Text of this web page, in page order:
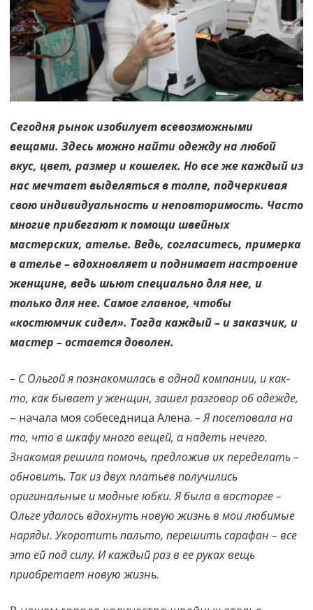
Сегодня рынок изобилует всевозможными
вещами. Здесь можно найти одежду на любой
вкус, цвет, размер и кошелек. Но все же каждый из
нас мечтает выделяться в толпе, подчеркивая
свою индивидуальность и неповторимость. Часто
многие прибегают к помощи швейных
мастерских, ателье. Ведь, согласитесь, примерка
в ателье – вдохновляет и поднимает настроение
женщине, ведь шьют специально для нее, и
только для нее. Самое главное, чтобы
«костюмчик сидел». Тогда каждый – и заказчик, и
мастер – остается доволен.
– С Ольгой я познакомилась в одной компании, и как-
то, как бывает у женщин, зашел разговор об одежде,
– начала моя собеседница Алена. – Я посетовала на
то, что в шкафу много вещей, а надеть нечего.
Знакомая решила помочь, предложив их переделать –
обновить. Так из двух платьев получились
оригинальные и модные юбки. Я была в восторге –
Ольге удалось вдохнуть новую жизнь в мои любимые
наряды. Укоротить пальто, перешить сарафан – все
это ей под силу. И каждый раз в ее руках вещь
приобретает новую жизнь.